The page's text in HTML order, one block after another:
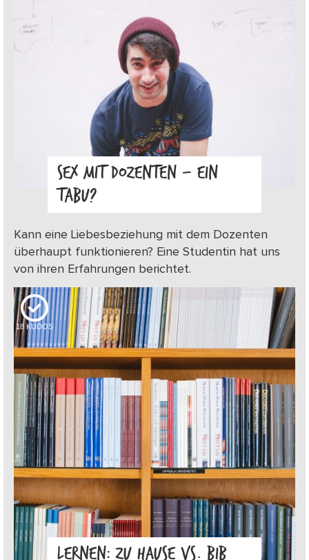
SEX MIT DOZENTEN – EIN
TABU?
Kann eine Liebesbeziehung mit dem Dozenten
überhaupt funktionieren? Eine Studentin hat uns
von ihren Erfahrungen berichtet.
18 KUDOS
LERNEN: ZU HAUSE VS. BIB